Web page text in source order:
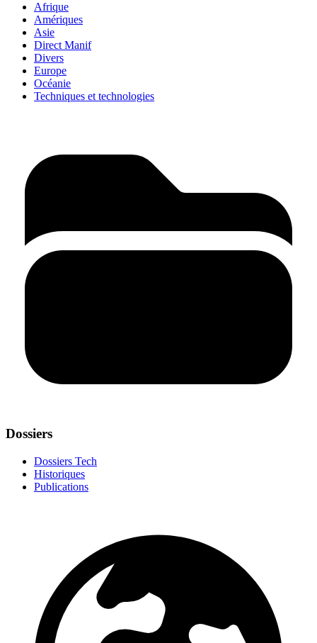
Afrique
Amériques
Asie
Direct Manif
Divers
Europe
Océanie
Techniques et technologies
Dossiers
Dossiers Tech
Historiques
Publications